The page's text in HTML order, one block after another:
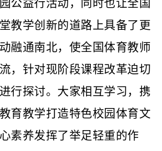
公益行活动 ，同时也让全国
教学创新的道路上具备了更
融通南北，使全国体育教师
，针对现阶段课程改革迫切
行探讨。大家相互学习，携
育教学打造特色校园体育文
素养发挥了举足轻重的作